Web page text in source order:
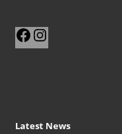
Facebook
Latest News